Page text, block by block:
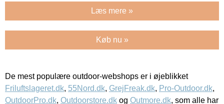
Læs mere »
Køb nu »
De mest populære outdoor-webshops er i øjeblikket
Friluftslageret.dk, 55Nord.dk, GrejFreak.dk, Pro-Outdoor.dk,
OutdoorPro.dk, Outdoorstore.dk og Outmore.dk, som alle har